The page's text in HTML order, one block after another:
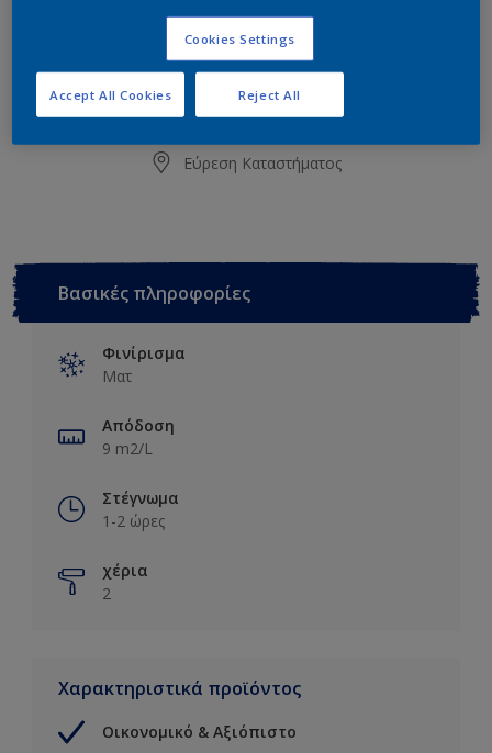
Υπολογισμός χρώματος
Υπολογισμός
Προσθήκη στο Workspace
Εύρεση Καταστήματος
Βασικές πληροφορίες
Φινίρισμα
Ματ
Απόδοση
9 m2/L
Στέγνωμα
1-2 ώρες
χέρια
2
Χαρακτηριστικά προϊόντος
Οικονομικό & Αξιόπιστο
Cookies Settings
Reject All
Accept All Cookies